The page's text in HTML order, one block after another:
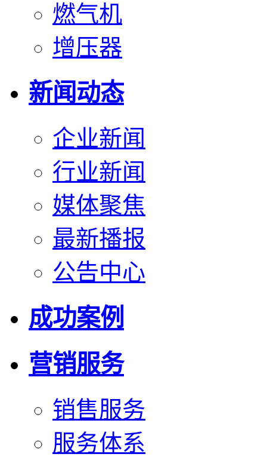
燃气机
增压器
新闻动态
企业新闻
行业新闻
媒体聚焦
最新播报
公告中心
成功案例
营销服务
销售服务
服务体系